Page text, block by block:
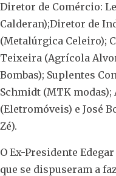
Diretor de Comércio:
Calderan);Diretor de
(Metalúrgica Celeiro);
Teixeira (Agrícola
Bombas); Suplentes
Schmidt (MTK
(Eletromóveis) e José
Zé).
O Ex-Presidente
que se dispuseram a